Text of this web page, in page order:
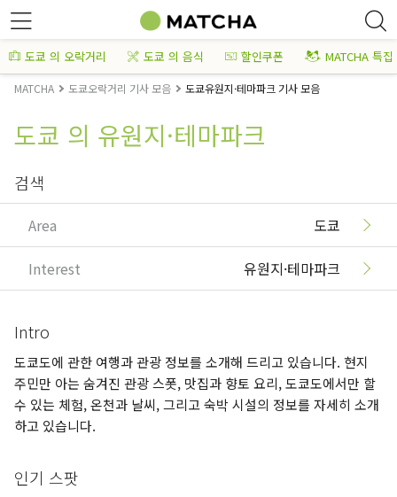
도쿄 의 오락거리 도쿄 의 음식 할인쿠폰 MATCHA 특집
MATCHA 도쿄오락거리 기사 모음 도쿄유원지·테마파크 기사 모음
도쿄 의 유원지·테마파크
검색
Area 도쿄
Interest 유원지·테마파크
Intro
도쿄도에 관한 여행과 관광 정보를 소개해 드리고 있습니다. 현지
주민만 아는 숨겨진 관광 스폿, 맛집과 향토 요리, 도쿄도에서만 할
수 있는 체험, 온천과 날씨, 그리고 숙박 시설의 정보를 자세히 소개
하고 있습니다.
인기 스팟